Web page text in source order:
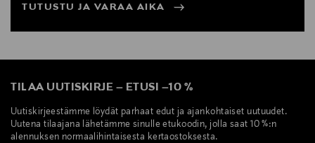
TUTUSTU JA VARAA AIKA
TILAA UUTISKIRJE – ETUSI –10 %
Uutiskirjeestämme löydät parhaat edut ja ajankohtaiset uutuudet.
Uutena tilaajana lähetämme sinulle etukoodin, jolla saat 10 %:n
alennuksen normaalihintaisesta kertaostoksesta.